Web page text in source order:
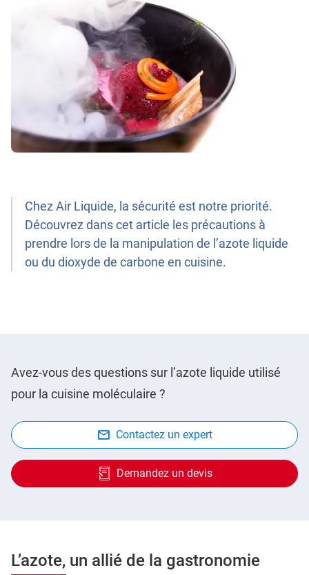
Chez Air Liquide, la sécurité est notre priorité.
Découvrez dans cet article les précautions à
prendre lors de la manipulation de l’azote liquide
ou du dioxyde de carbone en cuisine.
Avez-vous des questions sur l’azote liquide utilisé
pour la cuisine moléculaire ?
Contactez un expert
Demandez un devis
L’azote, un allié de la gastronomie